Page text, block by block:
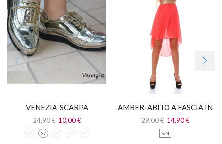
VENEZIA-SCARPA
STRINGATA ORO
24,90€ 10,00€
36 37 38 39 40
AMBER-ABITO A FASCIA IN
PIZZO CON CODA IN
CHIFFON
29,00€ 14,90€
S/M